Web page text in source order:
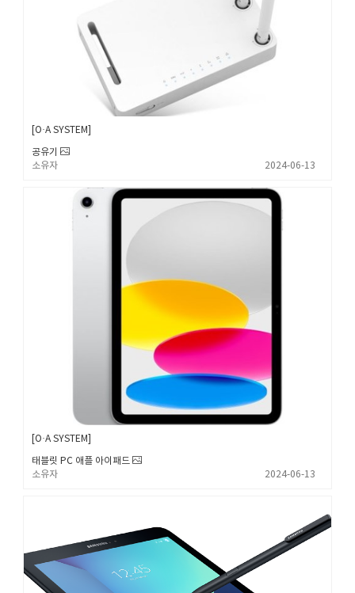
O·A SYSTEM
공유기
소유자
2024-06-13
O·A SYSTEM
태블릿 PC 애플 아이패드
소유자
2024-06-13